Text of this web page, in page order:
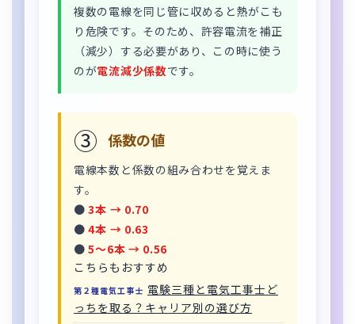
複数の電線を同じ管に収めると熱がこも
り危険です。そのため、許容電流を補正
（減少）する必要があり、この時に使う
のが電流減少係数です。
③ 係数の値
電線本数と係数の組み合わせを覚えま
す。
●3本 → 0.70
●4本 → 0.63
●5〜6本 → 0.56
こちらもおすすめ
第２種電気工事士 電験三種と電気工事士ど
っちを取る？キャリア別の選び方